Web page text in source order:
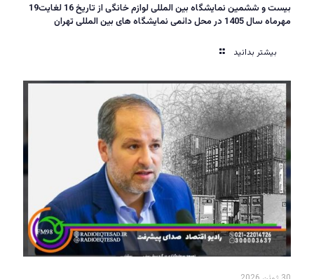
بیست و ششمین نمایشگاه بین المللی لوازم خانگی از تاریخ 16 لغایت19
مهرماه سال 1405 در محل دائمی نمایشگاه های بین المللی تهران
بیشتر بدانید